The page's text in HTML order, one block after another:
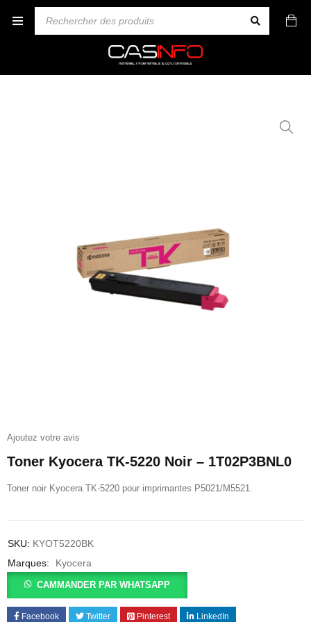
Ajoutez votre avis
Toner Kyocera TK-5220 Noir – 1T02P3BNL0
Toner noir Kyocera TK-5220 pour imprimantes P5021/M5521.
SKU: KYOT5220BK
Marques:
Kyocera
CAMMANDER PAR WHATSAPP
Facebook Twitter Pinterest LinkedIn